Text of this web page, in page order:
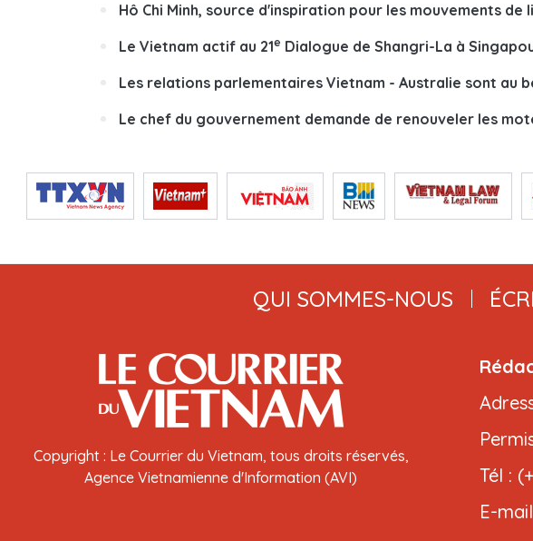
Hô Chi Minh, source d'inspiration pour les mouvements de
Le Vietnam actif au 21e Dialogue de Shangri-La à
Les relations parlementaires Vietnam - Australie sont au
Le chef du gouvernement demande de renouveler les
QUI SOMMES-NOUS
Copyright : Le Courrier du Vietnam, tous droits réservés,
Agence Vietnamienne d'Information (AVI)
Tél :
E-